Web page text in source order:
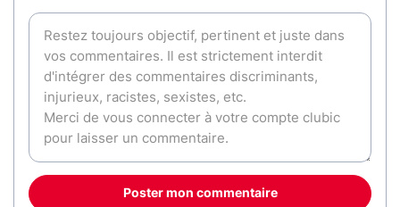
Poster mon commentaire